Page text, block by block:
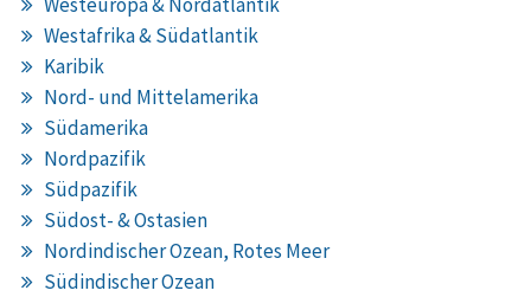
Westafrika & Südatlantik
Karibik
Nord- und Mittelamerika
Südamerika
Nordpazifik
Südpazifik
Südost- & Ostasien
Nordindischer Ozean, Rotes Meer
Südindischer Ozean